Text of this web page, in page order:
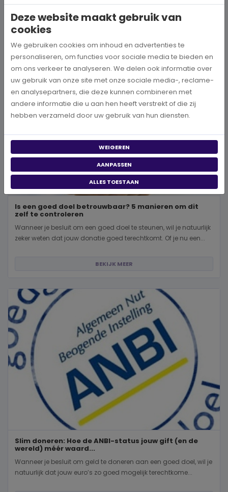
wereld, neem je een prachtig besluit. Jouw donatie kan het ve...
Is een goed doel betrouwbaar? 5 manieren om dit
zelf te controleren
Wanneer je besluit om een goed doel te steunen, wil je natuurlijk
zeker weten dat jouw donatie goed terechtkomt. Of je nu een...
BEKIJK MEER
Slim doneren: Hoe de ANBI-status jouw gift (en de
wereld) méér waard...
Wanneer je besluit om geld te doneren aan een goed doel, wil je
natuurlijk dat jouw euro’s zo goed mogelijk terechtkome...
Deze website maakt gebruik van
cookies
We gebruiken cookies om inhoud en advertenties te
personaliseren, om functies voor sociale media te bieden en
om ons verkeer te analyseren. We delen ook informatie over
uw gebruik van onze site met onze sociale media-, reclame-
en analysepartners, die deze kunnen combineren met
andere informatie die u aan hen heeft verstrekt of die zij
hebben verzameld door uw gebruik van hun diensten.
WEIGEREN
AANPASSEN
ALLES TOESTAAN